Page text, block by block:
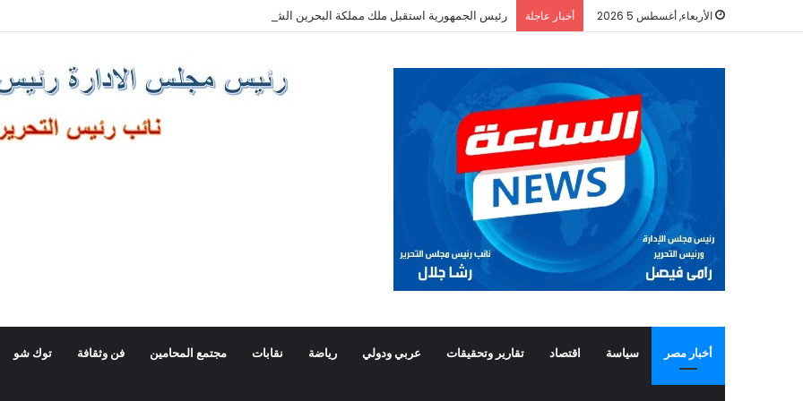
الأربعاء, أغسطس 5 2026 أخبار عاجلة رئيس الجمهورية استقبل ملك مملكة البحرين الشقيقة
أخبار مصر سياسة اقتصاد تقارير وتحقيقات عربي ودولي رياضة نقابات مجتمع المحامين فن وثقافة توك شو